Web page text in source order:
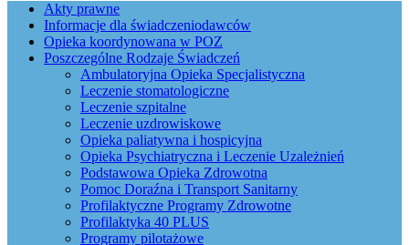
Akty prawne
Informacje dla świadczeniodawców
Opieka koordynowana w POZ
Poszczególne Rodzaje Świadczeń
Ambulatoryjna Opieka Specjalistyczna
Leczenie stomatologiczne
Leczenie szpitalne
Leczenie uzdrowiskowe
Opieka paliatywna i hospicyjna
Opieka Psychiatryczna i Leczenie Uzależnień
Podstawowa Opieka Zdrowotna
Pomoc Doraźna i Transport Sanitarny
Profilaktyczne Programy Zdrowotne
Profilaktyka 40 PLUS
Programy pilotażowe